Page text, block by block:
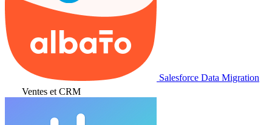
Salesforce Data Migration
Ventes et CRM